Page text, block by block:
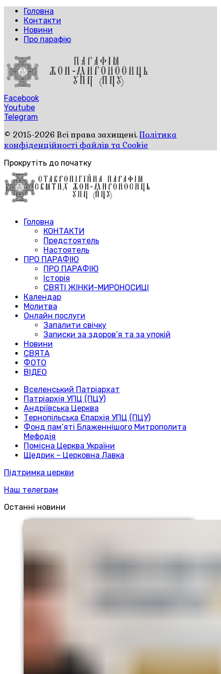
Головна
Контакти
Новини
Про парафію
Facebook
Youtube
Telegram
© 2015-2026 Всі права захищені.Політика
конфіденційності файлів та Cookie
Прокрутіть до початку
Головна
КОНТАКТИ
Предстоятель
Настоятель
ПРО ПАРАФІЮ
ПРО ПАРАФІЮ
Історія
СВЯТІ ЖІНКИ-МИРОНОСИЦІ
Календар
Молитва
Онлайн послуги
Запалити свічку
Записки за здоров’я та за упокій
Новини
СВЯТА
ФОТО
ВІДЕО
Вселенський Патріархат
Патріархія УПЦ (ПЦУ)
Андріївська Церква
Тернопільська Єпархія УПЦ (ПЦУ)
Фонд пам’яті Блаженнішого Митрополита
Мефодія
Помісна Церква України
Щедрик – Церковна Лавка
Підтримка церкви
Наш телеграм
Останні новини